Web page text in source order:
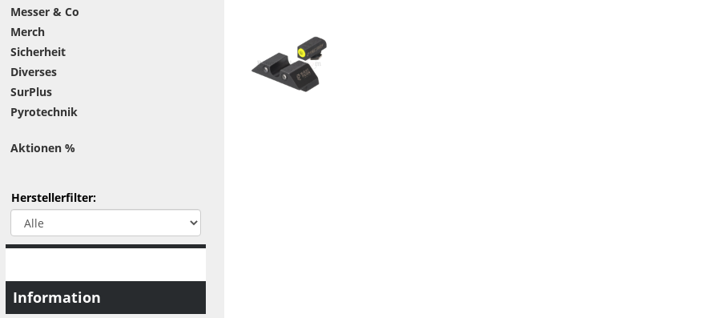
Messer & Co
Merch
Sicherheit
Diverses
SurPlus
Pyrotechnik
Aktionen %
Herstellerfilter:
Information